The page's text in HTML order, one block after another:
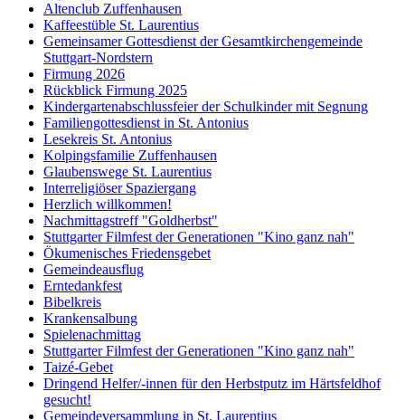
Altenclub Zuffenhausen
Kaffeestüble St. Laurentius
Gemeinsamer Gottesdienst der Gesamtkirchengemeinde
Stuttgart-Nordstern
Firmung 2026
Rückblick Firmung 2025
Kindergartenabschlussfeier der Schulkinder mit Segnung
Familiengottesdienst in St. Antonius
Lesekreis St. Antonius
Kolpingsfamilie Zuffenhausen
Glaubenswege St. Laurentius
Interreligiöser Spaziergang
Herzlich willkommen!
Nachmittagstreff "Goldherbst"
Stuttgarter Filmfest der Generationen "Kino ganz nah"
Ökumenisches Friedensgebet
Gemeindeausflug
Erntedankfest
Bibelkreis
Krankensalbung
Spielenachmittag
Stuttgarter Filmfest der Generationen "Kino ganz nah"
Taizé-Gebet
Dringend Helfer/-innen für den Herbstputz im Härtsfeldhof
gesucht!
Gemeindeversammlung in St. Laurentius